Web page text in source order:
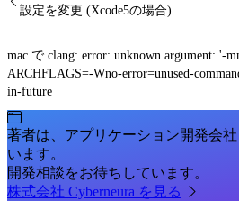
設定を変更 (Xcode5の場合)
mac で clang: error: unknown argument: '-
ARCHFLAGS=-Wno-error=unused-
in-future
著者は、アプリケーション開発会社
います。
開発相談をお待ちしています。
株式会社 Cyberneura を見る